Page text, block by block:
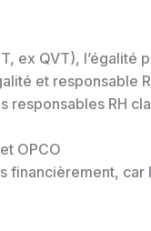
ex QVT),
et responsable
responsables RH
OPCO
financièrement,